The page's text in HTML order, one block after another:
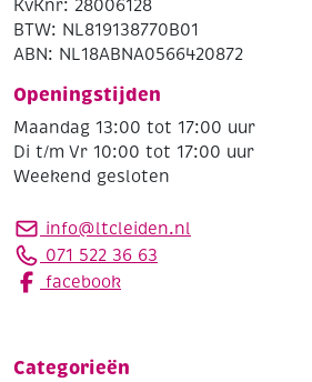
KvKnr: 28006128
BTW: NL819138770B01
ABN: NL18ABNA0566420872
Openingstijden
Maandag 13:00 tot 17:00 uur
Di t/m Vr 10:00 tot 17:00 uur
Weekend gesloten
info@ltcleiden.nl
071 522 36 63
facebook
Categorieën